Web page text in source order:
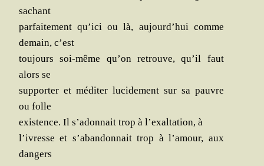
sachant
par­fai­te­ment qu’ici ou là, aujourd’hui comme
demain, c’est
tou­jours soi-même qu’on retrouve, qu’il faut
alors se
sup­por­ter et médi­ter luci­de­ment sur sa pauvre
ou folle
exis­tence. Il s’adonnait trop à l’exaltation, à
l’ivresse et s’abandonnait trop à l’amour, aux
dangers